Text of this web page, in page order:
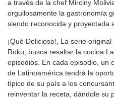
a través de la chef Mirciny
orgullosamente la gastronomía
siendo reconocida y proyectada
¡Qué Delicioso!, La serie
Roku, busca resaltar la cocina
episodios. En cada episodio, un
de Latinoamérica tendrá la
típico de su país a los
reinventar la receta, dándole su